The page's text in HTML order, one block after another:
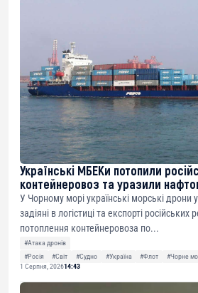
Українські МБЕКи потопили
контейнеровоз та уразили
У Чорному морі українські морські дрони
задіяні в логістиці та експорті російських
потоплення контейнеровоза по...
#Атака дронів
#Росія
#Світ #Судно #Україна #Флот
#Чорне
1 Серпня, 202614:43